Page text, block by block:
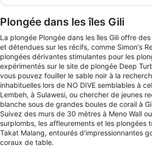
Basic Diver à Oceans 5 Gili Air est
Plongée dans les îles Gili
La plongée Plongée dans les îles Gili offre
et détendues sur les récifs, comme Simon's
plongées dérivantes stimulantes pour les
expérimentés sur le site de plongée Deep
vous pouvez fouiller le sable noir à la
inhabituelles lors de NO DIVE semblables à
Lembeh, à Sulawesi, ou chercher de jeunes
blanche sous de grandes boules de corail à
Suivez des murs de 30 mètres à Meno Wall
surplombs, les affleurements et les plongées
Takat Malang, entourés d'impressionnantes
coraux de table.